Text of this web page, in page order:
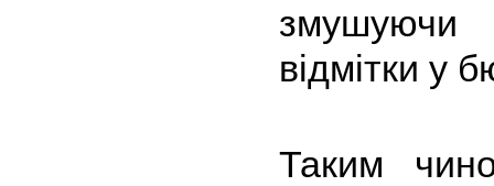
змушуючи
відмітки у
Таким